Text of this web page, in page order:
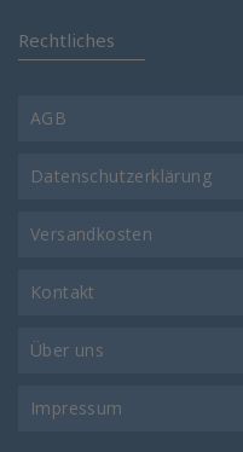
Rechtliches
AGB
Datenschutzerklärung
Versandkosten
Kontakt
Über uns
Impressum